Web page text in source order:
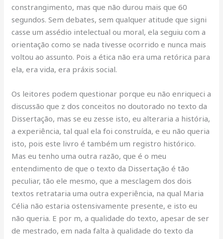
constrangimento, mas que não durou mais que 60
segundos. Sem debates, sem qualquer atitude que signi
casse um assédio intelectual ou moral, ela seguiu com a
orientação como se nada tivesse ocorrido e nunca mais
voltou ao assunto. Pois a ética não era uma retórica para
ela, era vida, era práxis social.
Os leitores podem questionar porque eu não enriqueci a
discussão que z dos conceitos no doutorado no texto da
Dissertação, mas se eu zesse isto, eu alteraria a história,
a experiência, tal qual ela foi construída, e eu não queria
isto, pois este livro é também um registro histórico.
Mas eu tenho uma outra razão, que é o meu
entendimento de que o texto da Dissertação é tão
peculiar, tão ele mesmo, que a mesclagem dos dois
textos retrataria uma outra experiência, na qual Maria
Célia não estaria ostensivamente presente, e isto eu
não queria. E por m, a qualidade do texto, apesar de ser
de mestrado, em nada falta à qualidade do texto da